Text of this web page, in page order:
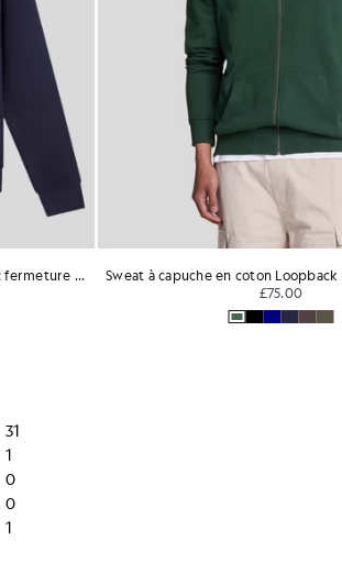
Sweat à capuche en coton Loopback avec fermeture éclair intégrale
£75.00